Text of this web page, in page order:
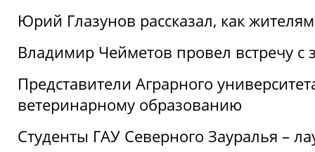
Юрий Глазунов рассказал, как
Владимир Чейметов провел встречу
Представители Аграрного
ветеринарному образованию
Студенты ГАУ Северного Зауралья –